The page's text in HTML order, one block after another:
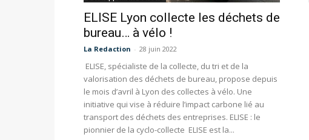
ELISE Lyon collecte les déchets de
bureau… à vélo !
La Redaction - 28 juin 2022
ELISE, spécialiste de la collecte, du tri et de la
valorisation des déchets de bureau, propose depuis
le mois d’avril à Lyon des collectes à vélo. Une
initiative qui vise à réduire l’impact carbone lié au
transport des déchets des entreprises. ELISE : le
pionnier de la cyclo-collecte ELISE est la...